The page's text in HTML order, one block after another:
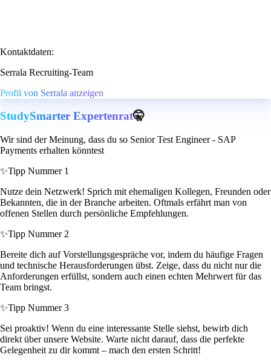
Kontaktdaten:
Serrala Recruiting-Team
Profil von Serrala anzeigen
StudySmarter Expertenrat🤫
Wir sind der Meinung, dass du so Senior Test Engineer - SAP
Payments erhalten könntest
✨Tipp Nummer 1
Nutze dein Netzwerk! Sprich mit ehemaligen Kollegen, Freunden oder
Bekannten, die in der Branche arbeiten. Oftmals erfährt man von
offenen Stellen durch persönliche Empfehlungen.
✨Tipp Nummer 2
Bereite dich auf Vorstellungsgespräche vor, indem du häufige Fragen
und technische Herausforderungen übst. Zeige, dass du nicht nur die
Anforderungen erfüllst, sondern auch einen echten Mehrwert für das
Team bringst.
✨Tipp Nummer 3
Sei proaktiv! Wenn du eine interessante Stelle siehst, bewirb dich
direkt über unsere Website. Warte nicht darauf, dass die perfekte
Gelegenheit zu dir kommt – mach den ersten Schritt!